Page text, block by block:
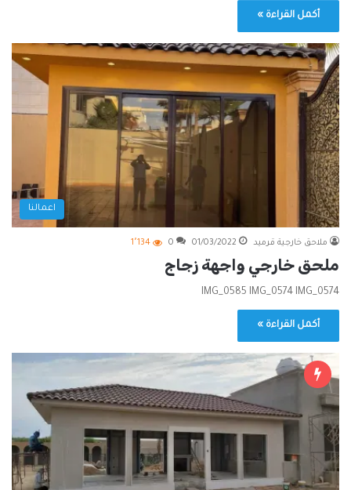
أكمل القراءة »
اعمالنا
ملاحق خارجية قرميد 01/03/2022
0 1٬134
ملحق خارجي واجهة زجاج
IMG_0585 IMG_0574 IMG_0574
أكمل القراءة »